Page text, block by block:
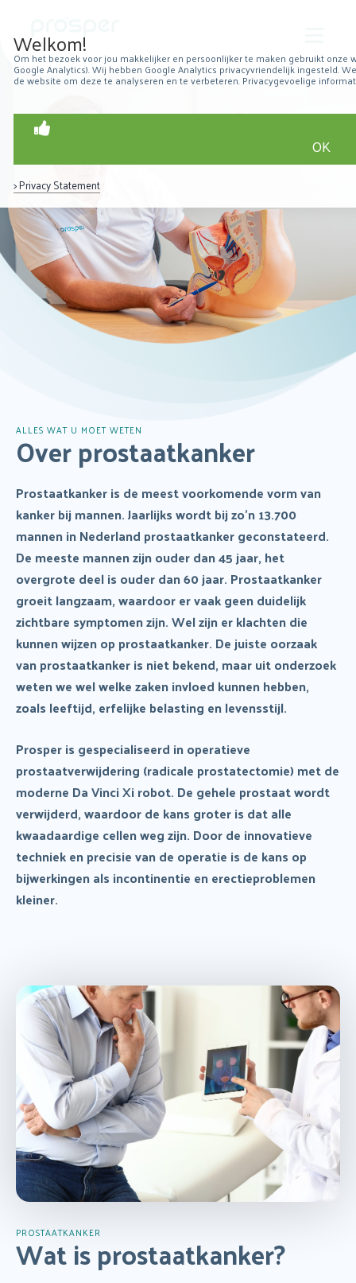
Welkom!
Om het bezoek voor jou makkelijker en persoonlijker te maken gebruikt
Google Analytics). Wij hebben Google Analytics privacyvriendelijk ingesteld.
de website om deze te analyseren en te verbeteren. Privacygevoelige
OK
> Privacy Statement
Over Prosper
Robotchirurgie
Resultaten
Nieuws
Contact
Zoeken
Veelgestelde vragen
ALLES WAT U MOET WETEN
Over prostaatkanker
Prostaatkanker is de meest voorkomende vorm van
kanker bij mannen. Jaarlijks wordt bij zo’n 13.700
mannen in Nederland prostaatkanker geconstateerd.
De meeste mannen zijn ouder dan 45 jaar, het
overgrote deel is ouder dan 60 jaar. Prostaatkanker
groeit langzaam, waardoor er vaak geen duidelijk
zichtbare symptomen zijn. Wel zijn er klachten die
kunnen wijzen op prostaatkanker. De juiste oorzaak
van prostaatkanker is niet bekend, maar uit onderzoek
weten we wel welke zaken invloed kunnen hebben,
zoals leeftijd, erfelijke belasting en levensstijl.
Prosper is gespecialiseerd in operatieve
prostaatverwijdering (radicale prostatectomie) met de
moderne Da Vinci Xi robot. De gehele prostaat wordt
verwijderd, waardoor de kans groter is dat alle
kwaadaardige cellen weg zijn. Door de innovatieve
techniek en precisie van de operatie is de kans op
bijwerkingen als incontinentie en erectieproblemen
kleiner.
PROSTAATKANKER
Wat is prostaatkanker?